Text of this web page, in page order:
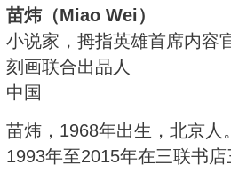
苗炜（Miao Wei）
小说家，拇指英雄首席内容
刻画联合出品人
中国
苗炜，1968年出生，北京
1993年至2015年在三联书